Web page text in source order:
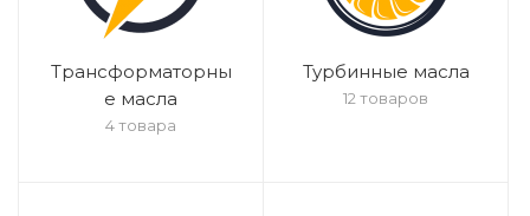
Трансформаторны
е масла
4 товара
Турбинные масла
12 товаров